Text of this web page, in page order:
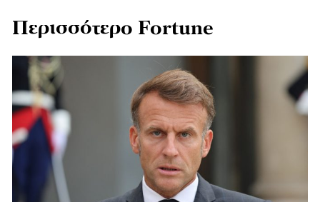
Περισσότερο Fortune